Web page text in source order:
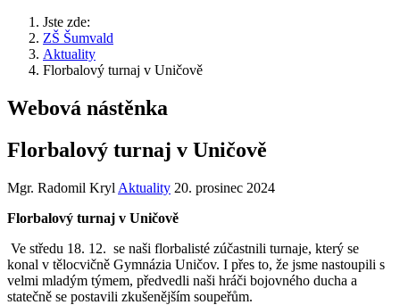
Jste zde:
ZŠ Šumvald
Aktuality
Florbalový turnaj v Uničově
Webová nástěnka
Florbalový turnaj v Uničově
Mgr. Radomil Kryl Aktuality 20. prosinec 2024
Florbalový turnaj v Uničově
Ve středu 18. 12. se naši florbalisté zúčastnili turnaje, který se
konal v tělocvičně Gymnázia Uničov. I přes to, že jsme nastoupili s
velmi mladým týmem, předvedli naši hráči bojovného ducha a
statečně se postavili zkušenějším soupeřům.